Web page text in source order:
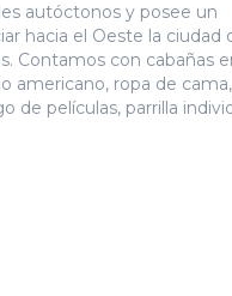
autóctonos y posee un
hacia el Oeste la ciudad
Contamos con cabañas
americano, ropa de cama,
de películas, parrilla